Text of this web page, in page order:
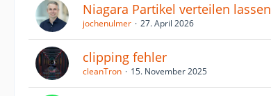
Niagara Partikel verteilen lassen
jochenulmer 27. April 2026
clipping fehler
cleanTron 15. November 2025